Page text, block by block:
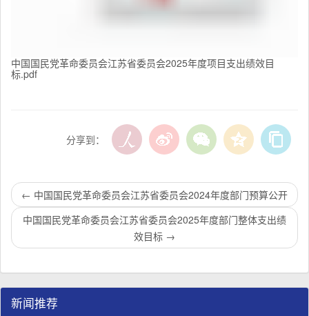
中国国民党革命委员会江苏省委员会2025年度项目支出绩效目
标.pdf
分享到：
← 中国国民党革命委员会江苏省委员会2024年度部门预算公开
中国国民党革命委员会江苏省委员会2025年度部门整体支出绩
效目标 →
新闻推荐